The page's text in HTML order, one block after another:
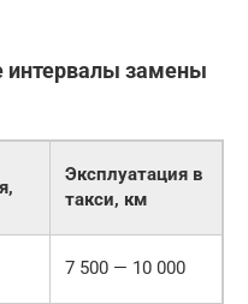
замены
Эксплуатация в
такси, км
7 500 — 10 000